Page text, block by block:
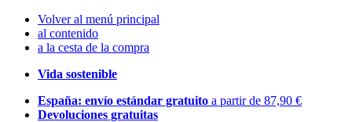
Volver al menú principal
al contenido
a la cesta de la compra
Vida sostenible
España: envío estándar gratuito a partir de 87,90 €
Devoluciones gratuitas